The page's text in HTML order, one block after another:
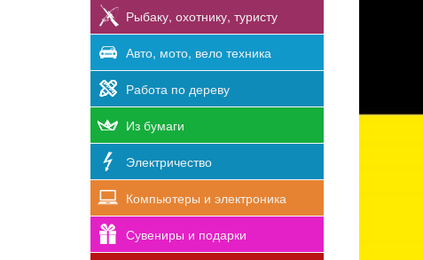
Рыбаку, охотнику, туристу
Авто, мото, вело техника
Работа по дереву
Из бумаги
Электричество
Компьютеры и электроника
Сувениры и подарки